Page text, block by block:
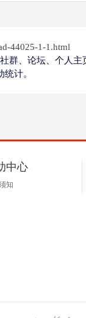
44025-1-1.html
群、论坛、个人
计。
中心
知